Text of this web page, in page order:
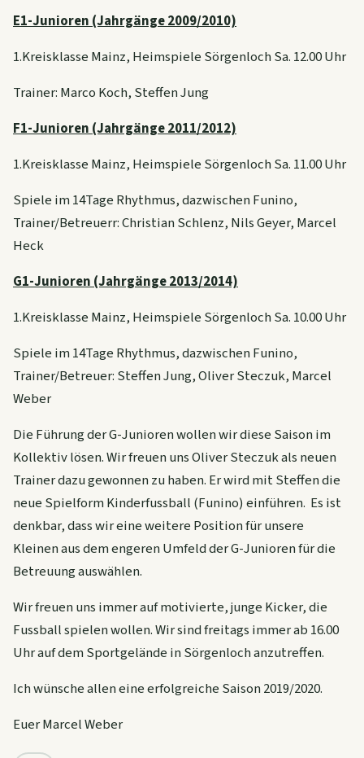
E1-Junioren (Jahrgänge 2009/2010)
1.Kreisklasse Mainz, Heimspiele SörgenlochSa. 12.00 Uhr
Trainer: Marco Koch, Steffen Jung
F1-Junioren (Jahrgänge 2011/2012)
1.Kreisklasse Mainz, Heimspiele SörgenlochSa. 11.00 Uhr
Spiele im 14Tage Rhythmus, dazwischen Funino,
Trainer/Betreuerr: Christian Schlenz, NilsGeyer, Marcel
Heck
G1-Junioren (Jahrgänge 2013/2014)
1.Kreisklasse Mainz, Heimspiele SörgenlochSa. 10.00 Uhr
Spiele im 14Tage Rhythmus, dazwischen Funino,
Trainer/Betreuer: Steffen Jung, Oliver Steczuk, Marcel
Weber
Die Führung der G-Junioren wollen wir diese Saison im
Kollektiv lösen. Wir freuen uns Oliver Steczuk als neuen
Trainer dazu gewonnen zu haben. Er wird mit Steffen die
neue Spielform Kinderfussball (Funino) einführen. Es ist
denkbar, dass wir eine weitere Position für unsere
Kleinen aus dem engeren Umfeld der G-Junioren für die
Betreuung auswählen.
Wir freuen uns immer auf motivierte, junge Kicker, die
Fussball spielen wollen. Wir sind freitags immer ab 16.00
Uhr auf dem Sportgelände in Sörgenloch anzutreffen.
Ich wünsche allen eine erfolgreiche Saison 2019/2020.
Euer Marcel Weber